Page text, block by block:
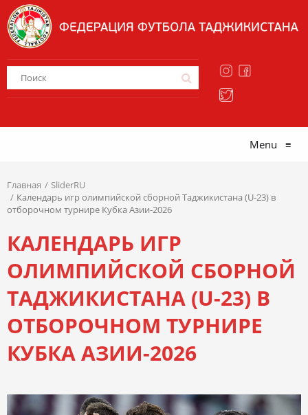
Menu ≡
Главная
SliderRU
Календарь игр олимпийской сборной Таджикистана (U-23) в
отборочном турнире Кубка Азии-2026
КАЛЕНДАРЬ ИГР
ОЛИМПИЙСКОЙ СБОРНОЙ
ТАДЖИКИСТАНА (U-23) В
ОТБОРОЧНОМ ТУРНИРЕ
КУБКА АЗИИ-2026